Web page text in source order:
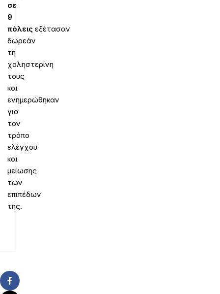
σε
9
πόλεις εξέτασαν
δωρεάν
τη
χοληστερίνη
τους
και
ενημερώθηκαν
για
τον
τρόπο
ελέγχου
και
μείωσης
των
επιπέδων
της.